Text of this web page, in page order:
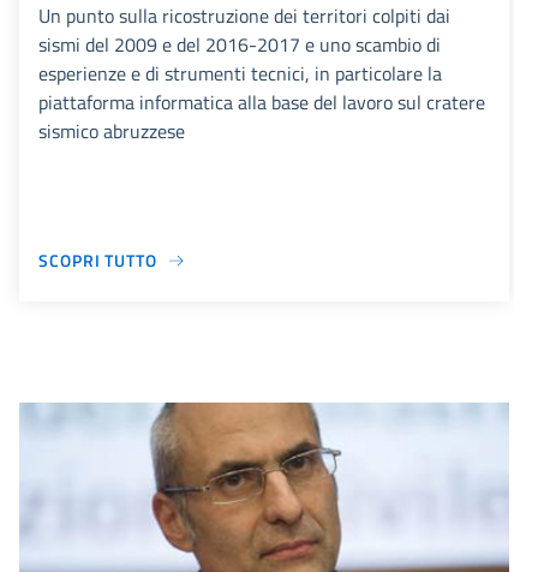
Un punto sulla ricostruzione dei territori colpiti dai
sismi del 2009 e del 2016-2017 e uno scambio di
esperienze e di strumenti tecnici, in particolare la
piattaforma informatica alla base del lavoro sul cratere
sismico abruzzese
SCOPRI TUTTO